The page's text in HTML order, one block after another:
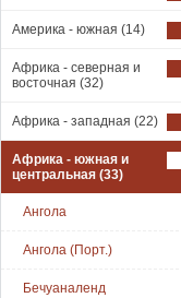
Америка - южная (14)
Африка - северная и
восточная (32)
Африка - западная (22)
Африка - южная и
центральная (33)
Ангола
Ангола (Порт.)
Бечуаналенд